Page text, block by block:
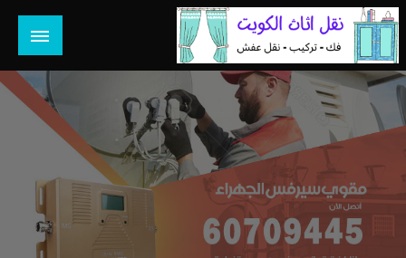
التخطي
إلى
المحتوى
هل تبحث
هل تبحث عن أفضل خدمات بالكويت؟ خدمة فك نقل تركيب صيانة
تصليح جميع الخدمات المنزلية في الكويت